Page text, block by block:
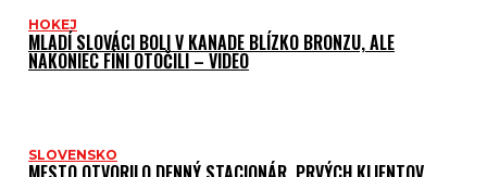
HOKEJ
MLADÍ SLOVÁCI BOLI V KANADE BLÍZKO BRONZU, ALE
NAKONIEC FÍNI OTOČILI – VIDEO
SLOVENSKO